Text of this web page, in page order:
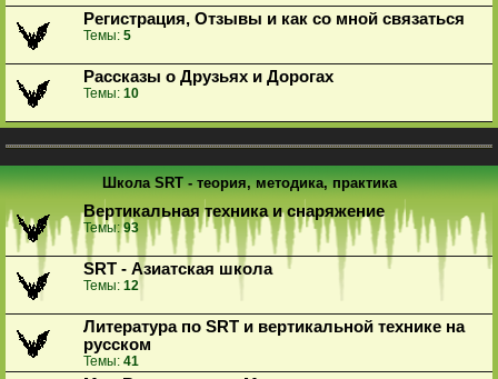
Регистрация, Отзывы и как со мной связаться
Темы: 5
Рассказы о Друзьях и Дорогах
Темы: 10
Школа SRT - теория, методика, практика
Вертикальная техника и снаряжение
Темы:93
SRT - Азиатская школа
Темы: 12
Литература по SRT и вертикальной технике на
русском
Темы: 41